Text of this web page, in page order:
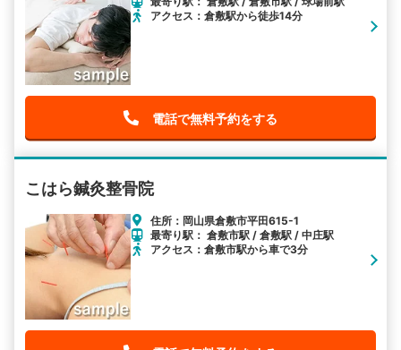
アクセス：倉敷駅から徒歩14分
電話で無料予約をする
こはら鍼灸整骨院
住所：岡山県倉敷市平田615-1
最寄り駅： 倉敷市駅 / 倉敷駅 / 中庄駅
アクセス：倉敷市駅から車で3分